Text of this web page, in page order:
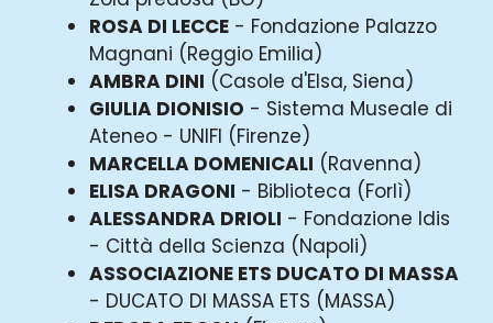
ROSA DI LECCE - Fondazione Palazzo
Magnani (Reggio Emilia)
AMBRA DINI (Casole d'Elsa, Siena)
GIULIA DIONISIO - Sistema Museale di
Ateneo - UNIFI (Firenze)
MARCELLA DOMENICALI (Ravenna)
ELISA DRAGONI - Biblioteca (Forlì)
ALESSANDRA DRIOLI - Fondazione Idis
- Città della Scienza (Napoli)
ASSOCIAZIONE ETS DUCATO DI MASSA
- DUCATO DI MASSA ETS (MASSA)